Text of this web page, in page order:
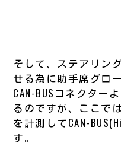
そして、ステアリン
せる為に助手席グロ
CAN-BUSコネクター
るのですが、ここで
を計測してCAN-
す。